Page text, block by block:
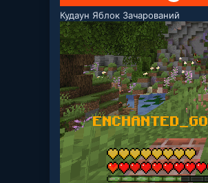
Кудаун Яблок Зачарований